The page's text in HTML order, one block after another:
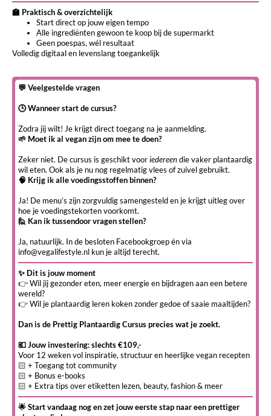
🏫 Praktisch & overzichtelijk
Start direct op jouw eigen tempo
Alle ingrediënten gewoon te koop bij de supermarkt
Geen poespas, wél resultaat
Volledig digitaal en levenslang toegankelijk
💬 Veelgestelde vragen
🕒 Wanneer start de cursus?
Zodra jij wilt! Je krijgt direct toegang na je aanmelding.
🌱 Moet ik al vegan zijn om mee te doen?
Zeker niet. De cursus is geschikt vooriedereendie vaker plantaardig
wil eten. Ook als je nu nog regelmatig vlees of zuivel gebruikt.
🧠 Krijg ik alle voedingsstoffen binnen?
Ja! De menu’s zijn zorgvuldig samengesteld en je krijgt uitleg over
hoe je voedingstekorten voorkomt.
🙋 Kan ik tussendoor vragen stellen?
Ja, natuurlijk. In de besloten Facebookgroep én via
info@vegalifestyle.nl kun je altijd terecht.
✨ Dit is jouw moment
👉 Wil jij gezonder eten, meer energie en bijdragen aan een betere
wereld?
👉 Wil je plantaardig leren koken zonder gedoe of saaie maaltijden?
Dan is de Prettig Plantaardig Cursus precies wat je zoekt.
💶 Jouw investering: slechts €109,-
Voor 12 weken vol inspiratie, structuur en heerlijke vegan recepten
🏻 + Toegang tot community
🏻 + Bonus e-books
🏻 + Extra tips over etiketten lezen, beauty, fashion & meer
🌟 Start vandaag nog en zet jouw eerste stap naar een prettiger